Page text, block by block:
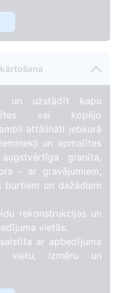
un uzstādīt kapu
vai kopējo
attālināti jebkurā
un apmalītes
granīta,
- ar gravējumiem,
un dažādiem
rekonstrukcijas un
vietās.
ar apbedījuma
vietu, izmēru un